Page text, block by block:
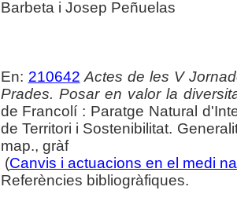
Barbeta i Josep Peñuelas
En: 210642 Actes de les V
Prades. Posar en valor la
de Francolí : Paratge Natural
de Territori i Sostenibilitat.
map., gràf
(Canvis i actuacions en el medi
Referències bibliogràfiques.